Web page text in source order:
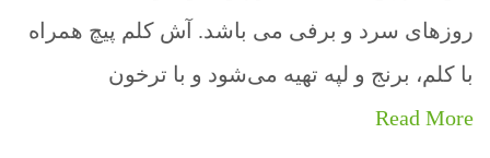
روزهای سرد و برفی می باشد. آش کلم پیچ همراه
با کلم، برنج و لپه تهیه می‌شود و با ترخون
Read More